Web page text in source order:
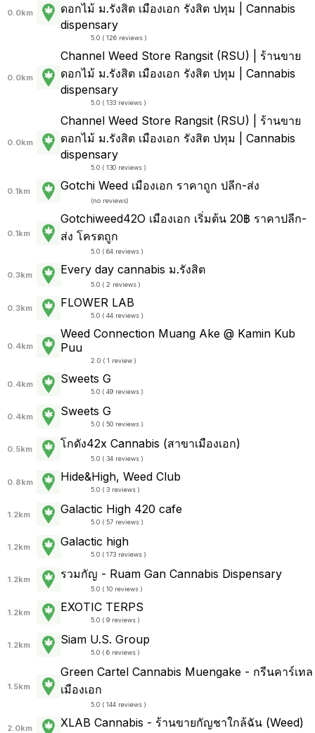
0.0km
ดอกไม้ ม.รังสิต เมืองเอก รังสิต ปทุม | Cannabis
dispensary
5.0 ( 126 reviews )
0.0km
Channel Weed Store Rangsit (RSU) | ร้านขาย
ดอกไม้ ม.รังสิต เมืองเอก รังสิต ปทุม | Cannabis
dispensary
5.0 ( 133 reviews )
0.0km
Channel Weed Store Rangsit (RSU) | ร้านขาย
ดอกไม้ ม.รังสิต เมืองเอก รังสิต ปทุม | Cannabis
dispensary
5.0 ( 130 reviews )
0.1km Gotchi Weed เมืองเอก ราคาถูก ปลีก-ส่ง
(no reviews)
0.1km
Gotchiweed42O เมืองเอก เริ่มต้น 20฿ ราคาปลีก-
ส่ง โครตถูก
5.0 ( 64 reviews )
0.3km Every day cannabis ม.รังสิต
5.0 ( 2 reviews )
0.3km FLOWER LAB
5.0 ( 44 reviews )
0.4km
Weed Connection Muang Ake @ Kamin Kub
Puu
2.0 ( 1 review )
0.4km Sweets G
5.0 ( 49 reviews )
0.4km Sweets G
5.0 ( 50 reviews )
0.5km โกดัง42x Cannabis (สาขาเมืองเอก)
5.0 ( 34 reviews )
0.8km Hide&High, Weed Club
5.0 ( 3 reviews )
1.2km Galactic High 420 cafe
5.0 ( 57 reviews )
1.2km Galactic high
5.0 ( 173 reviews )
1.2km รวมกัญ - Ruam Gan Cannabis Dispensary
5.0 ( 10 reviews )
1.2km EXOTIC TERPS
5.0 ( 9 reviews )
1.2km Siam U.S. Group
5.0 ( 6 reviews )
1.5km
Green Cartel Cannabis Muengake - กรีนคาร์เทล
เมืองเอก
5.0 ( 144 reviews )
2.0km XLAB Cannabis - ร้านขายกัญชาใกล้ฉัน (Weed)